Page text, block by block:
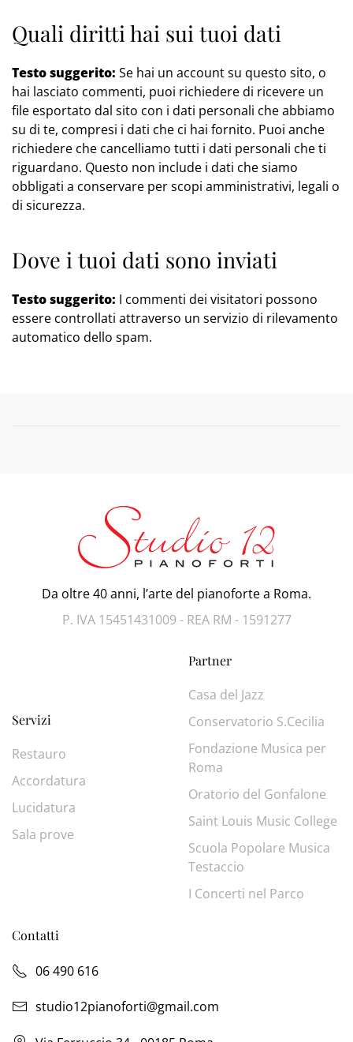
Quali diritti hai sui tuoi dati
Testo suggerito: Se hai un account su questo sito, o
hai lasciato commenti, puoi richiedere di ricevere un
file esportato dal sito con i dati personali che abbiamo
su di te, compresi i dati che ci hai fornito. Puoi anche
richiedere che cancelliamo tutti i dati personali che ti
riguardano. Questo non include i dati che siamo
obbligati a conservare per scopi amministrativi, legali o
di sicurezza.
Dove i tuoi dati sono inviati
Testo suggerito: I commenti dei visitatori possono
essere controllati attraverso un servizio di rilevamento
automatico dello spam.
Da oltre 40 anni, l’arte del pianoforte a Roma.
P. IVA 15451431009 - REA RM - 1591277
Servizi
Restauro
Accordatura
Lucidatura
Sala prove
Partner
Casa del Jazz
Conservatorio S.Cecilia
Fondazione Musica per
Roma
Oratorio del Gonfalone
Saint Louis Music College
Scuola Popolare Musica
Testaccio
I Concerti nel Parco
Contatti
06 490 616
studio12pianoforti@gmail.com